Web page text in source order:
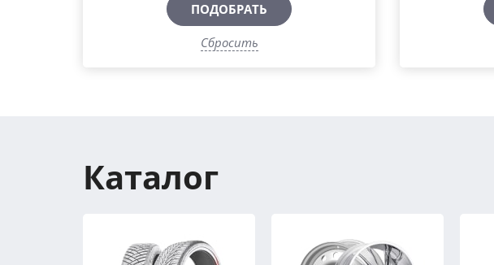
ПОДОБРАТЬ
Сбросить
Каталог